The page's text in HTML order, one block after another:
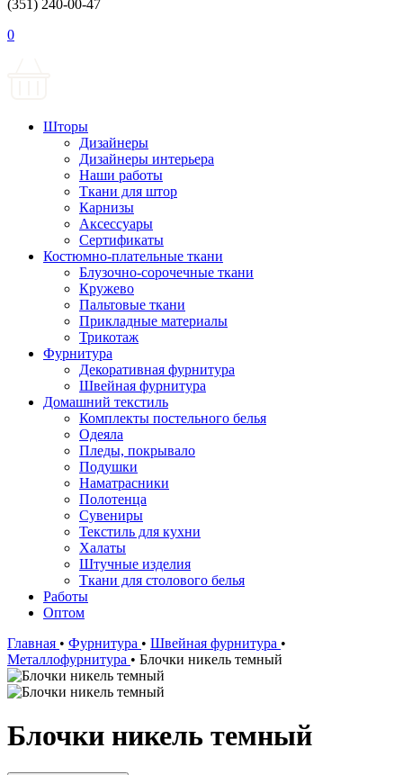
(351) 240-00-47
0
Шторы
Дизайнеры
Дизайнеры интерьера
Наши работы
Ткани для штор
Карнизы
Аксессуары
Сертификаты
Костюмно-плательные ткани
Блузочно-сорочечные ткани
Кружево
Пальтовые ткани
Прикладные материалы
Трикотаж
Фурнитура
Декоративная фурнитура
Швейная фурнитура
Домашний текстиль
Комплекты постельного белья
Одеяла
Пледы, покрывало
Подушки
Наматрасники
Полотенца
Сувениры
Текстиль для кухни
Халаты
Штучные изделия
Ткани для столового белья
Работы
Оптом
Главная • Фурнитура • Швейная фурнитура •
Металлофурнитура • Блочки никель темный
Блочки никель темный